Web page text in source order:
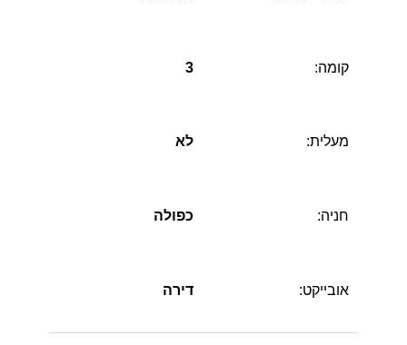
קומה: 3
מעלית: לא
חניה: כפולה
אובייקט: דירה